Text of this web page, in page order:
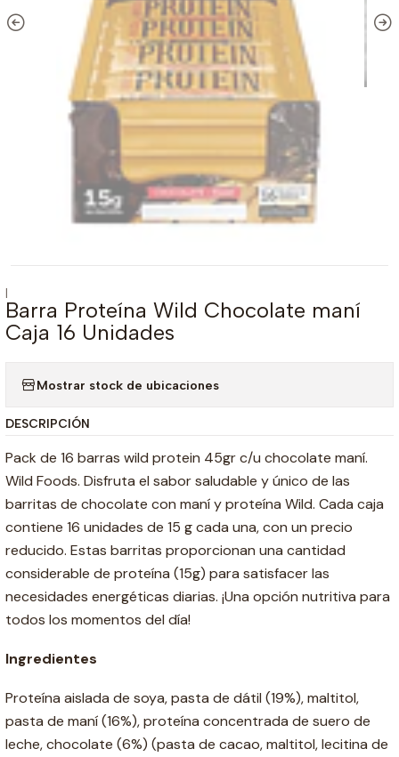
|
Barra Proteína Wild Chocolate maní
Caja 16 Unidades
Mostrar stock de ubicaciones
DESCRIPCIÓN
Pack de 16 barras wild protein 45gr c/u chocolate maní.
Wild Foods. Disfruta el sabor saludable y único de las
barritas de chocolate con maní y proteína Wild. Cada caja
contiene 16 unidades de 15 g cada una, con un precio
reducido. Estas barritas proporcionan una cantidad
considerable de proteína (15g) para satisfacer las
necesidades energéticas diarias. ¡Una opción nutritiva para
todos los momentos del día!
Ingredientes
Proteína aislada de soya, pasta de dátil (19%), maltitol,
pasta de maní (16%), proteína concentrada de suero de
leche, chocolate (6%) (pasta de cacao, maltitol, lecitina de